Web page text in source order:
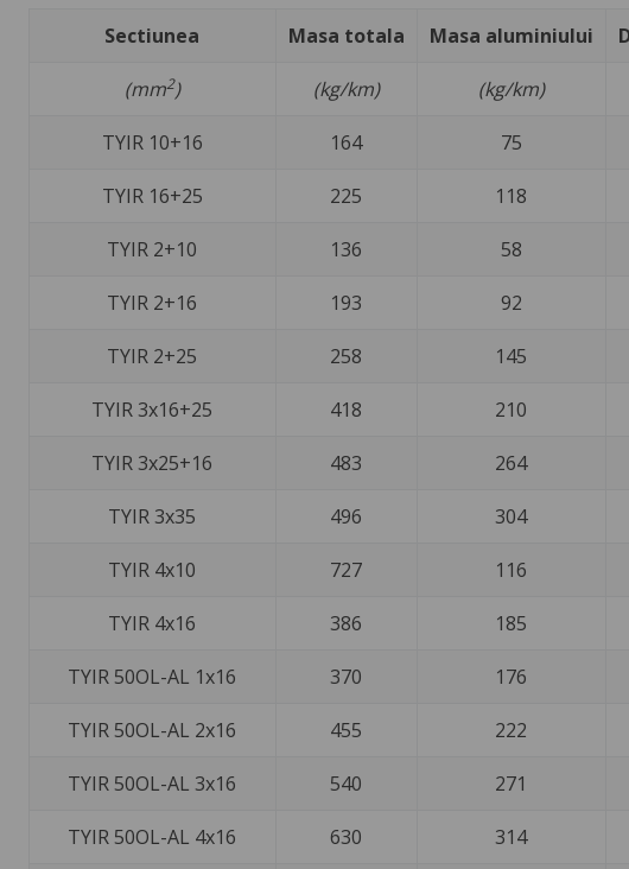
Sectiunea Masa totala Masa aluminiului
(mm2) (kg/km) (kg/km)
TYIR 10+16 164 75
TYIR 16+25 225 118
TYIR 2+10 136 58
TYIR 2+16 193 92
TYIR 2+25 258 145
TYIR 3x16+25 418 210
TYIR 3x25+16 483 264
TYIR 3x35 496 304
TYIR 4x10 727 116
TYIR 4x16 386 185
TYIR 50OL-AL 1x16 370 176
TYIR 50OL-AL 2x16 455 222
TYIR 50OL-AL 3x16 540 271
TYIR 50OL-AL 4x16 630 314